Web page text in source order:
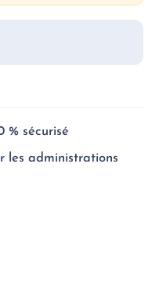
% sécurisé
les administrations